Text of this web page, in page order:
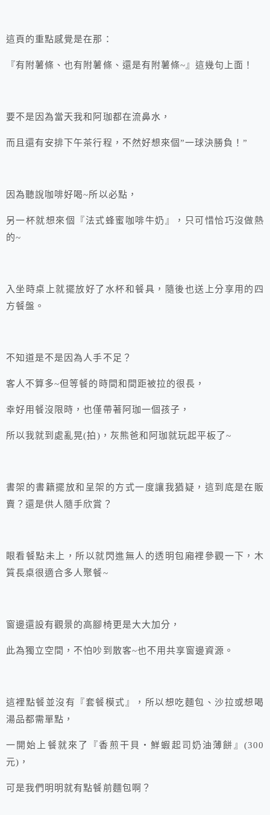
這頁的重點感覺是在那：
『有附薯條、也有附薯條、還是有附薯條~』這幾句上面！
要不是因為當天我和阿珈都在流鼻水，
而且還有安排下午茶行程，不然好想來個”一球決勝負！”
因為聽說咖啡好喝~所以必點，
另一杯就想來個『法式蜂蜜咖啡牛奶』，只可惜恰巧沒做熱
的~
入坐時桌上就擺放好了水杯和餐具，隨後也送上分享用的四
方餐盤。
不知道是不是因為人手不足？
客人不算多~但等餐的時間和間距被拉的很長，
幸好用餐沒限時，也僅帶著阿珈一個孩子，
所以我就到處亂晃(拍)，灰熊爸和阿珈就玩起平板了~
書架的書籍擺放和呈架的方式一度讓我猶疑，這到底是在販
賣？還是供人隨手欣賞？
眼看餐點未上，所以就閃進無人的透明包廂裡參觀一下，木
質長桌很適合多人聚餐~
窗邊還設有觀景的高腳椅更是大大加分，
此為獨立空間，不怕吵到散客~也不用共享窗邊資源。
這裡點餐並沒有『套餐模式』，所以想吃麵包、沙拉或想喝
湯品都需單點，
一開始上餐就來了『香煎干貝‧鮮蝦起司奶油薄餅』(300
元)，
可是我們明明就有點餐前麵包啊？